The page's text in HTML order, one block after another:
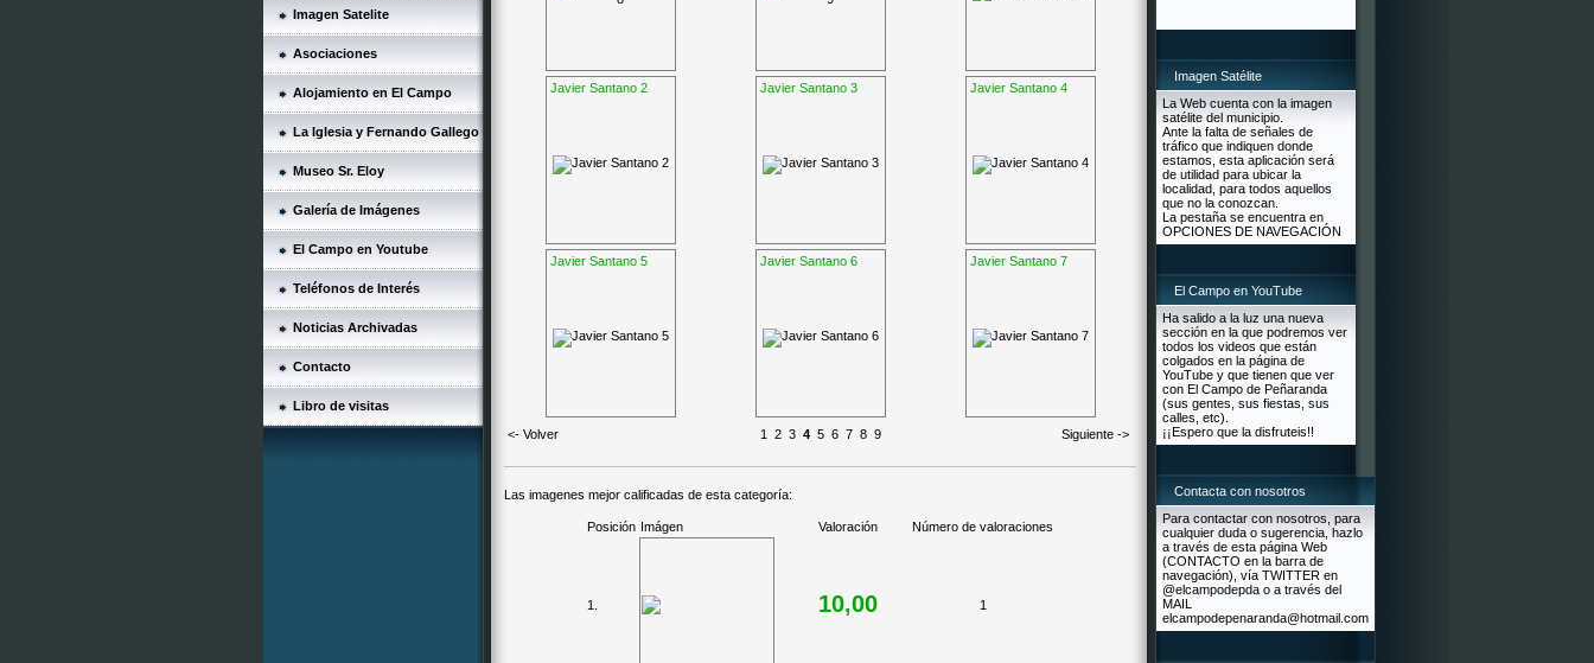
Imagen Satelite
Asociaciones
Alojamiento en El Campo
La Iglesia y Fernando Gallego
Museo Sr. Eloy
Galería de Imágenes
El Campo en Youtube
Teléfonos de Interés
Noticias Archivadas
Contacto
Libro de visitas
Javier Santano 2 Javier Santano 3 Javier Santano 4
Javier Santano 5 Javier Santano 6 Javier Santano 7
<- Volver 1 2 3 4 5 6 7 8 9 Siguiente ->
Las imagenes mejor calificadas de esta categoría:
Posición Imágen Valoración Número de valoraciones
1. 10,00 1
Imagen Satélite
La Web cuenta con la imagen
satélite del municipio.
Ante la falta de señales de
tráfico que indiquen donde
estamos, esta aplicación será
de utilidad para ubicar la
localidad, para todos aquellos
que no la conozcan.
La pestaña se encuentra en
OPCIONES DE NAVEGACIÓN
El Campo en YouTube
Ha salido a la luz una nueva
sección en la que podremos ver
todos los videos que están
colgados en la página de
YouTube y que tienen que ver
con El Campo de Peñaranda
(sus gentes, sus fiestas, sus
calles, etc).
¡¡Espero que la disfruteis!!
Contacta con nosotros
Para contactar con nosotros, para
cualquier duda o sugerencia, hazlo
a través de esta página Web
(CONTACTO en la barra de
navegación), vía TWITTER en
@elcampodepda o a través del
MAIL
elcampodepenaranda@hotmail.com